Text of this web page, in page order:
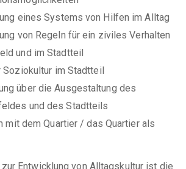
eines Systems von Hilfen im Alltag
von Regeln für ein ziviles Verhalten
und im Stadtteil
Soziokultur im Stadtteil
über die Ausgestaltung des
und des Stadtteils
mit dem Quartier / das Quartier als
Entwicklung von Alltagskultur ist die